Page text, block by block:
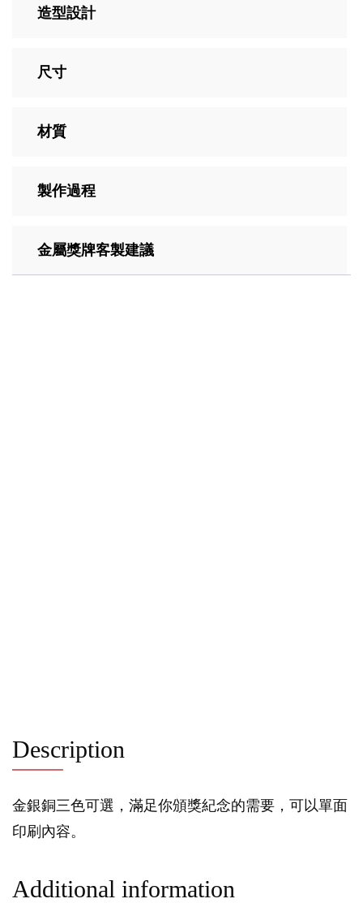
造型設計
尺寸
材質
製作過程
金屬獎牌客製建議
Description
金銀銅三色可選，滿足你頒獎紀念的需要，可以單面
印刷內容。
Additional information